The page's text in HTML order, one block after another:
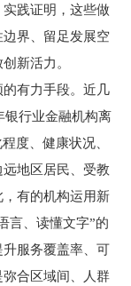
践证明，这些做
界、留足发展空
新活力。
有力手段。近几
银行业金融机构离
度、健康状况、
地区居民、受教
有的机构运用新
言、读懂文字”的
服务覆盖率、可
合区域间、人群